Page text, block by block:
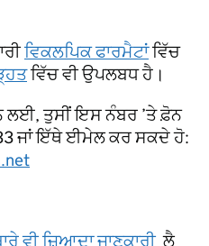
ਵਿਕਲਪਿਕ ਫਾਰਮੈਟਾਂਵਿੱਚ
ਵਿੱਚ ਵੀ ਉਪਲਬਧ ਹੈ।
ਲਈ, ਤੁਸੀਂ ਇਸ ਨੰਬਰ ’ਤੇ ਫ਼ੋਨ
ਜਾਂ ਇੱਥੇ ਈਮੇਲ ਕਰ ਸਕਦੇ ਹੋ:
ਵੀ ਜ਼ਿਆਦਾ ਜਾਣਕਾਰੀਲੈ